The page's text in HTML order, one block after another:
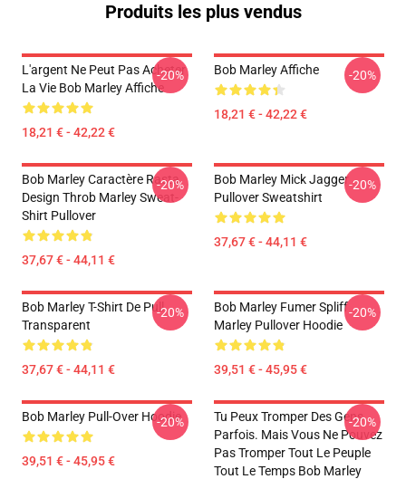
Produits les plus vendus
L'argent Ne Peut Pas Acheter
La Vie Bob Marley Affiche
18,21 € - 42,22 €
-20% Bob Marley Affiche
18,21 € - 42,22 €
-20%
Bob Marley Caractère Rasta
Design Throb Marley Sweat-
Shirt Pullover
37,67 € - 44,11 €
-20%
Bob Marley Mick Jagger
Pullover Sweatshirt
37,67 € - 44,11 €
-20%
Bob Marley T-Shirt De Pull
Transparent
37,67 € - 44,11 €
-20%
Bob Marley Fumer Spliff
Marley Pullover Hoodie
39,51 € - 45,95 €
-20%
Bob Marley Pull-Over Hoodie
39,51 € - 45,95 €
-20%
Tu Peux Tromper Des Gens
Parfois. Mais Vous Ne Pouvez
Pas Tromper Tout Le Peuple
Tout Le Temps Bob Marley
-20%